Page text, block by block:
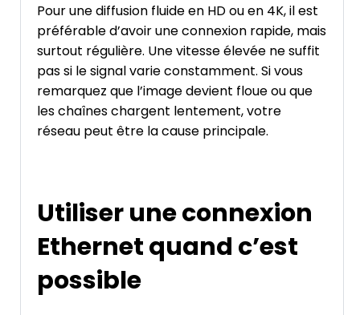
Pour une diffusion fluide en HD ou en 4K, il est
préférable d’avoir une connexion rapide, mais
surtout régulière. Une vitesse élevée ne suffit
pas si le signal varie constamment. Si vous
remarquez que l’image devient floue ou que
les chaînes chargent lentement, votre
réseau peut être la cause principale.
Utiliser une connexion
Ethernet quand c’est
possible